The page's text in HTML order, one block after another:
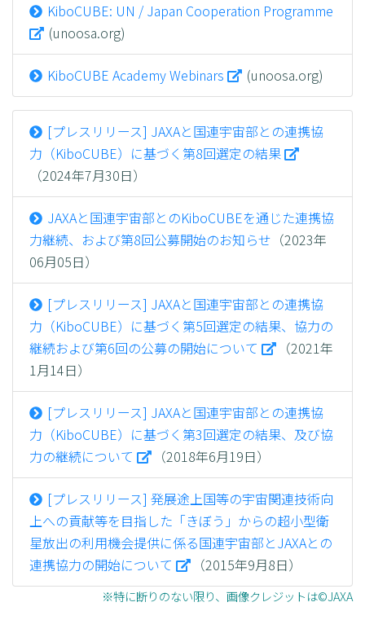
KiboCUBE: UN / Japan Cooperation Programme
(unoosa.org)
KiboCUBE Academy Webinars (unoosa.org)
[プレスリリース] JAXAと国連宇宙部との連携協
力（KiboCUBE）に基づく第8回選定の結果
（2024年7月30日）
JAXAと国連宇宙部とのKiboCUBEを通じた連携協
力継続、および第8回公募開始のお知らせ （2023年
06月05日）
[プレスリリース] JAXAと国連宇宙部との連携協
力（KiboCUBE）に基づく第5回選定の結果、協力の
継続および第6回の公募の開始について
（2021年
1月14日）
[プレスリリース] JAXAと国連宇宙部との連携協
力（KiboCUBE）に基づく第3回選定の結果、及び協
力の継続について
（2018年6月19日）
[プレスリリース] 発展途上国等の宇宙関連技術向
上への貢献等を目指した「きぼう」からの超小型衛
星放出の利用機会提供に係る国連宇宙部とJAXAとの
連携協力の開始について
（2015年9月8日）
※特に断りのない限り、画像クレジットは©JAXA